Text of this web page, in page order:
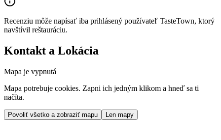
Recenziu môže napísať iba prihlásený používateľ TasteTown, ktorý
navštívil reštauráciu.
Kontakt a Lokácia
Mapa je vypnutá
Mapa potrebuje cookies. Zapni ich jedným klikom a hneď sa ti
načíta.
Povoliť všetko a zobraziť mapu Len mapy